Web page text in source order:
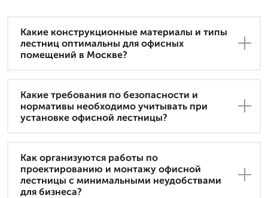
Какие конструкционные материалы и типы
лестниц оптимальны для офисных
помещений в Москве?
Какие требования по безопасности и
нормативы необходимо учитывать при
установке офисной лестницы?
Как организуются работы по
проектированию и монтажу офисной
лестницы с минимальными неудобствами
для бизнеса?